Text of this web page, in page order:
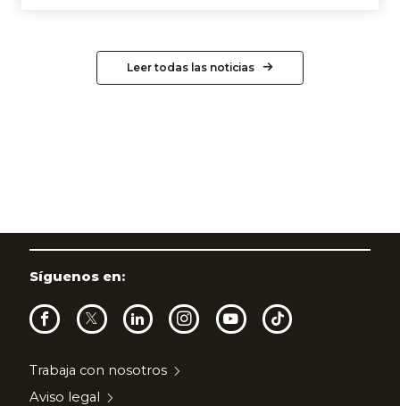
Leer todas las noticias
Trabaja con nosotros
Aviso legal
Síguenos en: